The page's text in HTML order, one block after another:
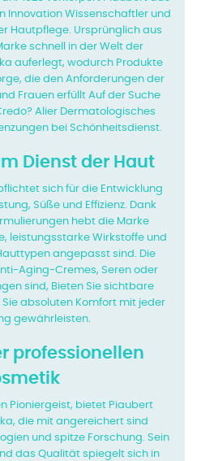
Innovation Wissenschaftler und
Hautpflege. Ursprünglich aus
schnell in der Welt der
auferlegt, wodurch Produkte
die den Anforderungen der
Frauen erfüllt Auf der Suche
Alier Dermatologisches
bei Schönheitsdienst.
Dienst der Haut
sich für die Entwicklung
Süße und Effizienz. Dank
hebt die Marke
leistungsstarke Wirkstoffe und
angepasst sind. Die
Aging-Cremes, Seren oder
sind, Bieten Sie sichtbare
absoluten Komfort mit jeder
gewährleisten.
professionellen
Pioniergeist, bietet Piaubert
die mit angereichert sind
und spitze Forschung. Sein
das Qualität spiegelt sich in